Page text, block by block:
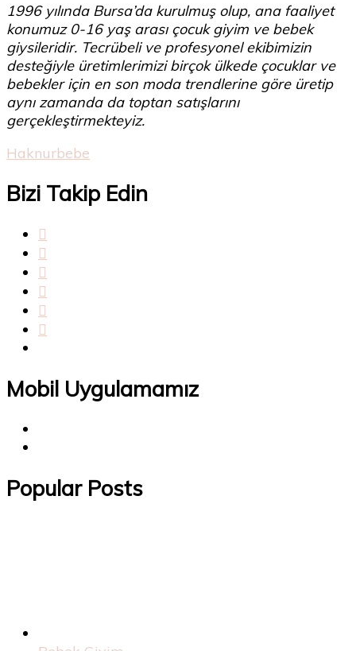
1996 yılında Bursa’da kurulmuş olup, ana faaliyet
konumuz 0-16 yaş arası çocuk giyim ve bebek
giysileridir. Tecrübeli ve profesyonel ekibimizin
desteğiyle üretimlerimizi birçok ülkede çocuklar ve
bebekler için en son moda trendlerine göre üretip
aynı zamanda da toptan satışlarını
gerçekleştirmekteyiz.
Haknurbebe
Bizi Takip Edin
Mobil Uygulamamız
Popular Posts